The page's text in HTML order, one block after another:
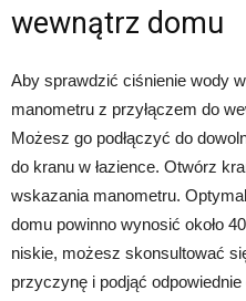
wewnątrz domu
Aby sprawdzić ciśnienie wody
manometru z przyłączem do
Możesz go podłączyć do
do kranu w łazience. Otwórz
wskazania manometru.
domu powinno wynosić około
niskie, możesz skonsultować
przyczynę i podjąć odpowiednie